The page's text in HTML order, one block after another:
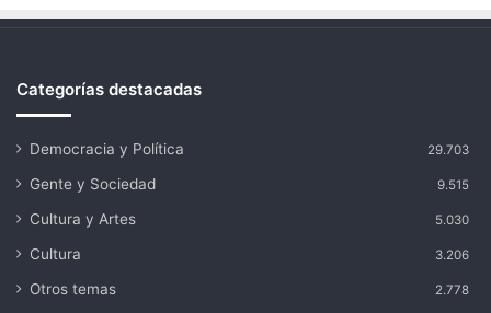
Categorías destacadas
Democracia y Política 29.703
Gente y Sociedad 9.515
Cultura y Artes 5.030
Cultura 3.206
Otros temas 2.778